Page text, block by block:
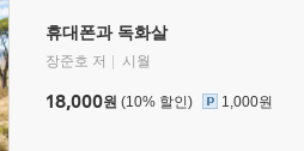
휴대폰과 독화살
장준호 저 시월
18,000원 (10% 할인) 1,000원